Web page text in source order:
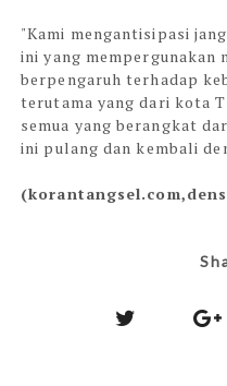
"Kami mengantisipasi
ini yang mempergunakan
berpengaruh terhadap
terutama yang dari kota
semua yang berangkat
ini pulang dan kembali